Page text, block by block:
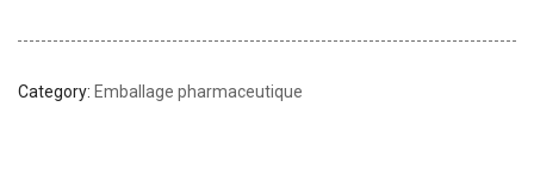
Category: Emballage pharmaceutique